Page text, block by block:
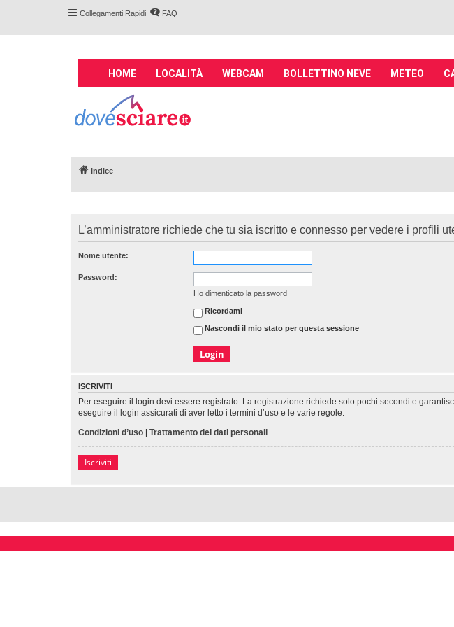
Collegamenti Rapidi FAQ
M
n
n
v
i
g
i
o
HOME LOCALITÀ WEBCAM BOLLETTINO NEVE METEO
Indice
L’amministratore richiede che tu sia iscritto e connesso per vedere i profili
Nome utente:
Password:
Ho dimenticato la password
Ricordami
Nascondi il mio stato per questa sessione
ISCRIVITI
Per eseguire il login devi essere registrato. La registrazione richiede solo pochi secondi e
eseguire il login assicurati di aver letto i termini d’uso e le varie regole.
Condizioni d’uso
Trattamento dei dati personali
Iscriviti